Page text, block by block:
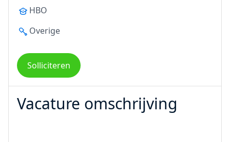
HBO
Overige
Solliciteren
Vacature omschrijving